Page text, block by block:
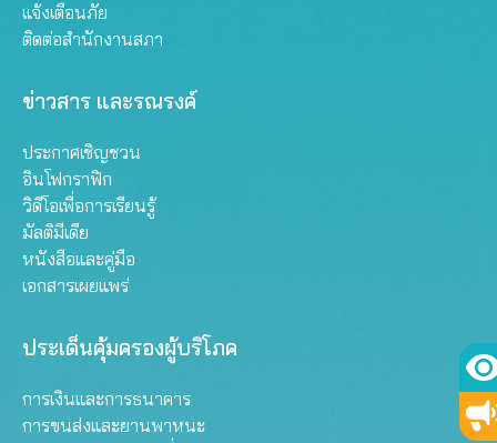
แจ้งเตือนภัย
ติดต่อสำนักงานสภา
ข่าวสาร และรณรงค์
ประกาศเชิญชวน
อินโฟกราฟิก
วิดีโอเพื่อการเรียนรู้
มัลติมีเดีย
หนังสือและคู่มือ
เอกสารเผยแพร่
ประเด็นคุ้มครองผู้บริโภค
การเงินและการธนาคาร
การขนส่งและยานพาหนะ